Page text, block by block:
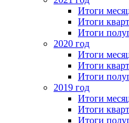
Итоги
Итоги
Итоги
2020 год
Итоги
Итоги
Итоги
2019 год
Итоги
Итоги
Итоги